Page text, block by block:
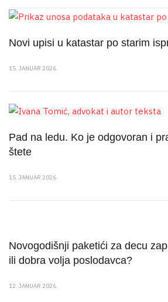
Novi upisi u katastar po starim
15. JANUAR 2026.
Pad na ledu. Ko je odgovoran i
štete
15. JANUAR 2026.
Novogodišnji paketići za decu
ili dobra volja poslodavca?
12. JANUAR 2026.